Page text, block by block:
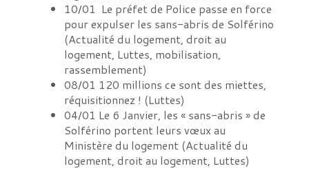
10/01 Le préfet de Police passe en force
pour expulser les sans-abris de Solférino
(Actualité du logement, droit au
logement, Luttes, mobilisation,
rassemblement)
08/01 120 millions ce sont des miettes,
réquisitionnez ! (Luttes)
04/01 Le 6 Janvier, les « sans-abris » de
Solférino portent leurs vœux au
Ministère du logement (Actualité du
logement, droit au logement, Luttes)